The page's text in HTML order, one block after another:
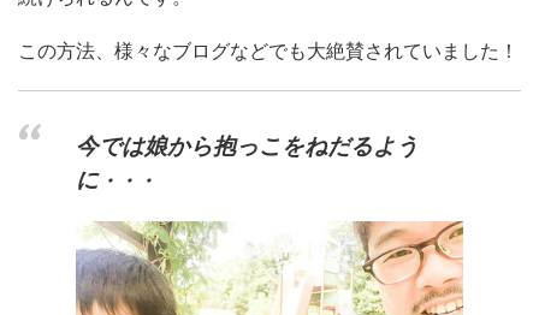
この方法、様々なブログなどでも大絶賛されていました！
今では娘から抱っこをねだるよう
に・・・